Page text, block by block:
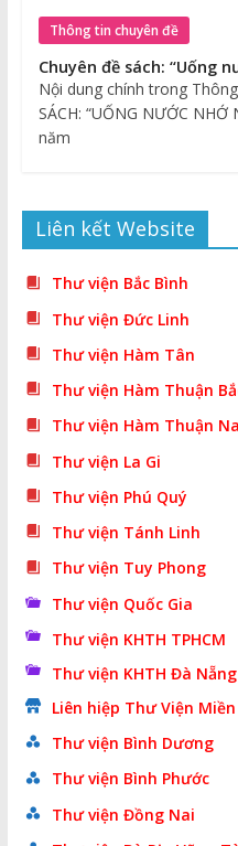
Thông tin chuyên đề
Chuyên đề sách: “Uống
Nội dung chính trong
SÁCH: “UỐNG NƯỚC
năm
Liên kết Website
Thư viện Bắc Bình
Thư viện Đức Linh
Thư viện Hàm Tân
Thư viện Hàm Thuận
Thư viện Hàm Thuận
Thư viện La Gi
Thư viện Phú Quý
Thư viện Tánh Linh
Thư viện Tuy Phong
Thư viện Quốc Gia
Thư viện KHTH TPHCM
Thư viện KHTH Đà Nẵng
Liên hiệp Thư Viện
Thư viện Bình Dương
Thư viện Bình Phước
Thư viện Đồng Nai